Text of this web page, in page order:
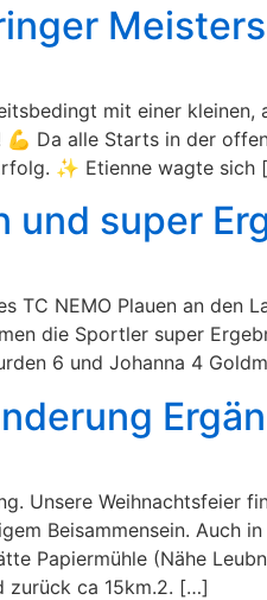
mit einer
Da alle Starts in der
✨ Etienne wagte sich
und super
TC NEMO Plauen an den
die Sportler super
6 und Johanna 4
Unsere
Beisammensein. Auch
Papiermühle (Nähe
zurück ca 15km.2. […]